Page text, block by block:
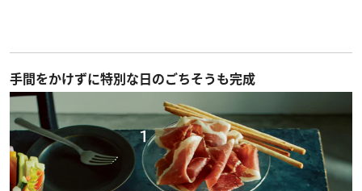
手間をかけずに特別な日のごちそうも完成